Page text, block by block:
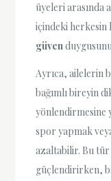
üyeleri arasında
içindeki herkesin
güven
Ayrıca, ailelerin
bağımlı bireyin
yönlendirmesine
spor yapmak
azaltabilir. Bu tür
güçlendirirken,